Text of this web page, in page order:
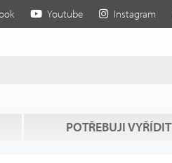
Youtube Instagram
POTŘEBUJI VYŘÍDIT